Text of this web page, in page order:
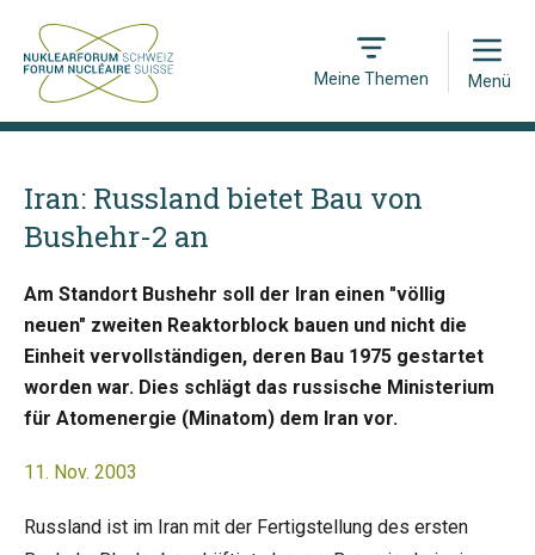
Meine Themen
Open
Menü
Iran: Russland bietet Bau von
Bushehr-2 an
Am Standort Bushehr soll der Iran einen "völlig
neuen" zweiten Reaktorblock bauen und nicht die
Einheit vervollständigen, deren Bau 1975 gestartet
worden war. Dies schlägt das russische Ministerium
für Atomenergie (Minatom) dem Iran vor.
11. Nov. 2003
Russland ist im Iran mit der Fertigstellung des ersten